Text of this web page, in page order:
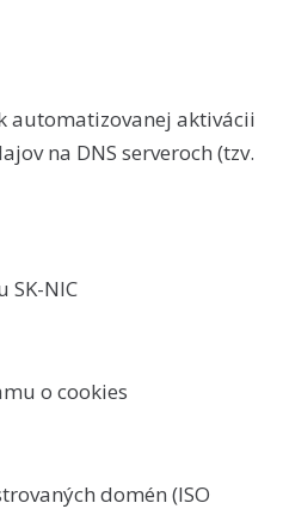
automatizovanej aktivácii
na DNS serveroch (tzv.
SK-NIC
o cookies
domén (ISO